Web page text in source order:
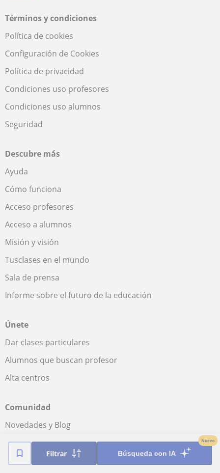
Filtrar Búsqueda con IA
Nuevo
Términos y condiciones
Política de cookies
Configuración de Cookies
Política de privacidad
Condiciones uso profesores
Condiciones uso alumnos
Seguridad
Descubre más
Ayuda
Cómo funciona
Acceso profesores
Acceso a alumnos
Misión y visión
Tusclases en el mundo
Sala de prensa
Informe sobre el futuro de la educación
Únete
Dar clases particulares
Alumnos que buscan profesor
Alta centros
Comunidad
Novedades y Blog
Preguntas y respuestas